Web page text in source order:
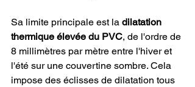
Sa limite principale est la dilatation
thermique élevée du PVC, de l'ordre de
8 millimètres par mètre entre l'hiver et
l'été sur une couvertine sombre. Cela
impose des éclisses de dilatation tous